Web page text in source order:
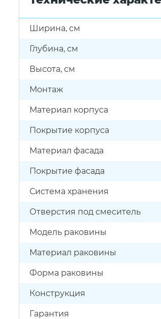
Ширина, см
Глубина, см
Высота, см
Монтаж
Материал корпуса
Покрытие корпуса
Материал фасада
Покрытие фасада
Система хранения
Отверстия под смеситель
Модель раковины
Материал раковины
Форма раковины
Конструкция
Гарантия